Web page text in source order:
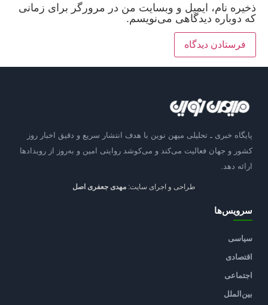
ذخیره نام، ایمیل و وبسایت من در مرورگر برای زمانی
که دوباره دیدگاهی می‌نویسم.
پایگاه خبری ـ تحلیلی میهن نوین با هدف انتشار سریع و دقیق اخبار روز
کشور و جهان فعالیت می‌کند و می‌کوشد روایتی امین و به‌روز از رویدادها
ارائه دهد.
طراحی و اجرای سایت:مهدی جعفری اصل
سرویس‌ها
سیاسی
اقتصادی
اجتماعی
بین‌الملل